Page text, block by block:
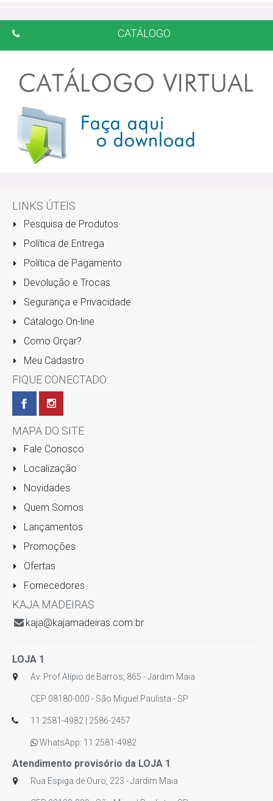
CATÁLOGO
LINKS ÚTEIS
Pesquisa de Produtos
Política de Entrega
Política de Pagamento
Devolução e Trocas
Segurança e Privacidade
Cátalogo On-line
Como Orçar?
Meu Cadastro
FIQUE CONECTADO:
MAPA DO SITE
Fale Conosco
Localização
Novidades
Quem Somos
Lançamentos
Promoções
Ofertas
Fornecedores
KAJA MADEIRAS
kaja@kajamadeiras.com.br
LOJA 1
Av. Prof Alípio de Barros, 865 - Jardim Maia
CEP 08180-000 - São Miguel Paulista - SP
11 2581-4982 | 2586-2457
WhatsApp: 11 2581-4982
Atendimento provisório da LOJA 1
Rua Espiga de Ouro, 223 - Jardim Maia